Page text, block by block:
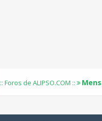
:: Foros de ALIPSO.COM ::